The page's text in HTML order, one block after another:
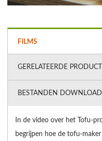
FILMS
GERELATEERDE
BESTANDEN
In de video over het Tofu-
begrijpen hoe de tofu-